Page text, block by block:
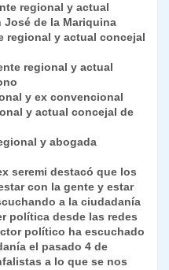
regional y actual
José de la Mariquina
regional y actual concejal
regional y actual
y ex convencional
y actual concejal de
y abogada
seremi destacó que los
con la gente y estar
a la ciudadanía
política desde las redes
político ha escuchado
el pasado 4 de
a lo que se nos